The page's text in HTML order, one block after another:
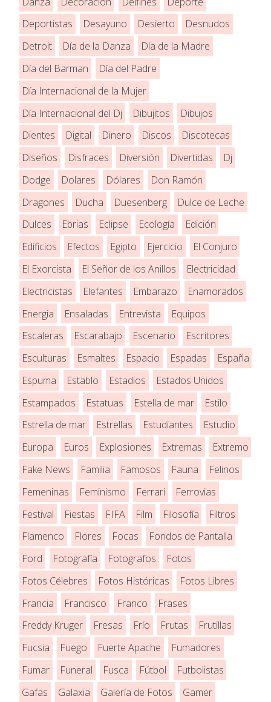
Deportistas
Desayuno Desierto
Desnudos
Detroit
Día de la Danza
Día de la Madre
Día del Barman
Día del Padre
Día Internacional de la Mujer
Día Internacional del Dj
Dibujitos
Dibujos
Dientes
Digital Dinero Discos
Discotecas
Diseños
Disfraces Diversión Divertidas
Dj
Dodge
Dolares Dólares
Don Ramón
Dragones
Ducha Duesenberg
Dulce de Leche
Dulces
Ebrias Eclipse Ecología
Edición
Edificios
Efectos Egipto Ejercicio
El Conjuro
El Exorcista
El Señor de los Anillos
Electricidad
Electricistas
Elefantes Embarazo
Enamorados
Energia
Ensaladas Entrevista
Equipos
Escaleras
Escarabajo Escenario
Escritores
Esculturas
Esmaltes Espacio Espadas
España
Espuma
Establo Estadios
Estados Unidos
Estampados
Estatuas Estella de mar
Estilo
Estrella de mar
Estrellas Estudiantes
Estudio
Europa
Euros Explosiones Extremas
Extremo
Fake News
Familia Famosos Fauna
Felinos
Femeninas
Feminismo Ferrari
Ferrovias
Festival
Fiestas FIFA Film Filosofía
Filtros
Flamenco
Flores Focas
Fondos de Pantalla
Ford
Fotografía Fotografos
Fotos
Fotos Célebres
Fotos Históricas
Fotos Libres
Francia
Francisco Franco
Frases
Freddy Kruger
Fresas Frío Frutas
Frutillas
Fucsia
Fuego Fuerte Apache
Fumadores
Fumar
Funeral Fusca Fútbol
Futbolistas
Gafas
Galaxia Galería de Fotos Gamer